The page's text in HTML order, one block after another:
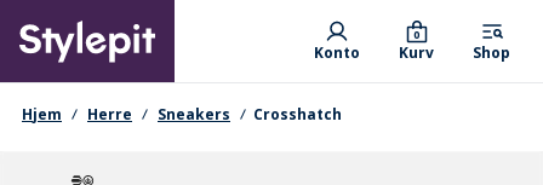
main
content
Primary departments
Konto Kurv
0
Shop
navigationssti
Hjem Herre Sneakers Crosshatch